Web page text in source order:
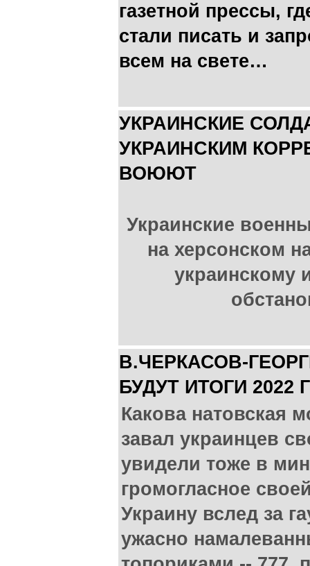
газетной прессы,
стали писать и
всем на свете…
УКРАИНСКИЕ
УКРАИНСКИМ
ВОЮЮТ
Украинские
на херсонском
украинскому
В.ЧЕРКАСОВ-
БУДУТ ИТОГИ 2022
Какова натовская
завал украинцев
увидели тоже в
громогласное
Украину вслед за
ужасно